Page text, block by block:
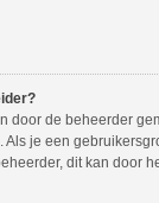
door de beheerder
je een
dit kan door